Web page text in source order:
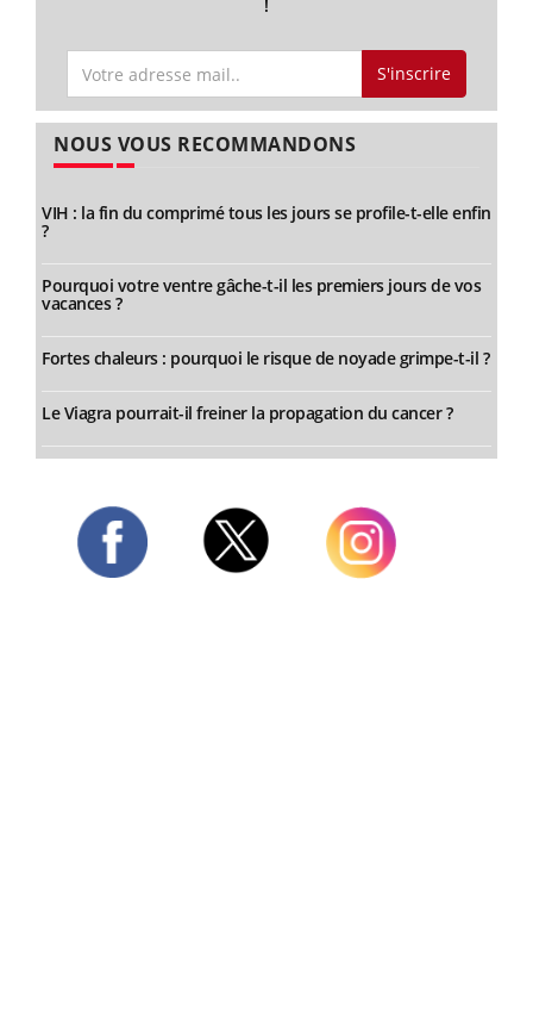
!
S'inscrire
NOUS VOUS RECOMMANDONS
VIH : la fin du comprimé tous les jours se profile-t-elle enfin
?
Pourquoi votre ventre gâche-t-il les premiers jours de vos
vacances ?
Fortes chaleurs : pourquoi le risque de noyade grimpe-t-il ?
Le Viagra pourrait-il freiner la propagation du cancer ?